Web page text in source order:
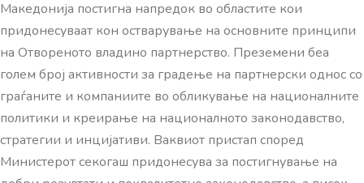
Македонија постигна напредок во областите кои
придонесуваат кон остварување на основните принципи
на Отвореното владино партнерство. Преземени беа
голем број активности за градење на партнерски однос со
граѓаните и компаниите во обликување на националните
политики и креирање на националното законодавство,
стратегии и инцијативи. Ваквиот пристап според
Министерот секогаш придонесува за постигнување на